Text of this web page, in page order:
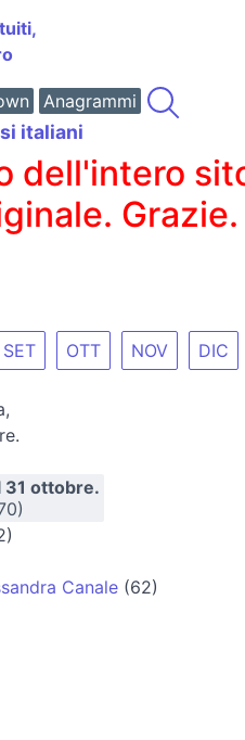
Anagrammi
italiani
dell'intero
Grazie.
SET OTT NOV DIC
31 ottobre.
Canale (62)